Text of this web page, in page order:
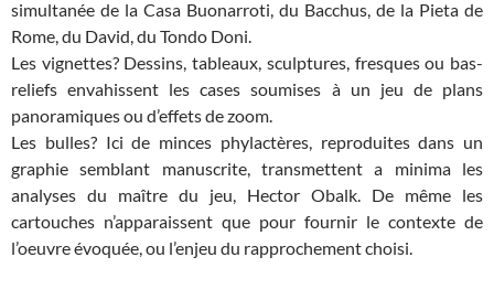
simultanée de la Casa Buonarroti, du Bacchus, de la Pieta de
Rome, du David, du Tondo Doni.
Les vignettes? Dessins, tableaux, sculptures, fresques ou bas-
reliefs envahissent les cases soumises à un jeu de plans
panoramiques ou d’effets de zoom.
Les bulles? Ici de minces phylactères, reproduites dans un
graphie semblant manuscrite, transmettent a minima les
analyses du maître du jeu, Hector Obalk. De même les
cartouches n’apparaissent que pour fournir le contexte de
l’oeuvre évoquée, ou l’enjeu du rapprochement choisi.